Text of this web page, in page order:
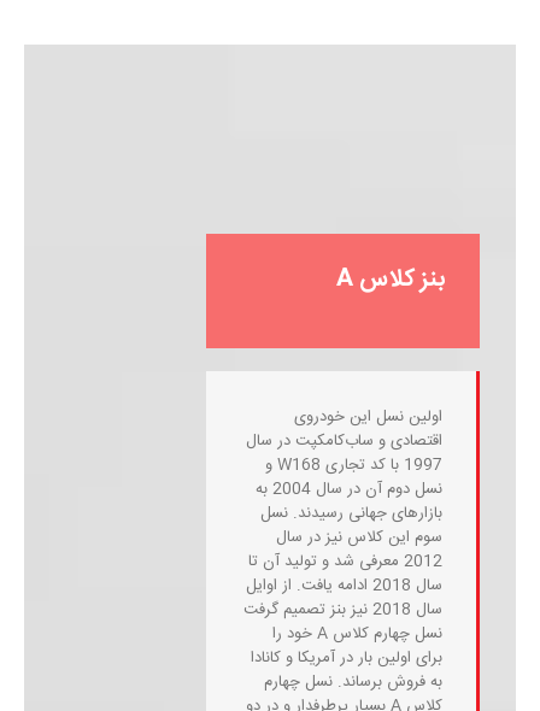
بنز کلاس A
اولین نسل این خودروی
اقتصادی و ساب‌کامکپت در سال
1997 با کد تجاری W168 و
نسل دوم آن در سال 2004 به
بازارهای جهانی رسیدند. نسل
سوم این کلاس نیز در سال
2012 معرفی شد و تولید آن تا
سال 2018 ادامه یافت. از اوایل
سال 2018 نیز بنز تصمیم گرفت
نسل چهارم کلاس A خود را
برای اولین بار در آمریکا و کانادا
به فروش برساند. نسل چهارم